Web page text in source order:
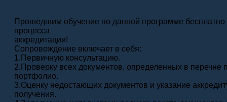
Прошедшим обучение по данной программе
процесса
аккредитации!
Сопровождение включает в себя:
1.Первичную консультацию.
2.Проверку всех документов, определенных в
портфолио.
3.Оценку недостающих документов и указание
получения.